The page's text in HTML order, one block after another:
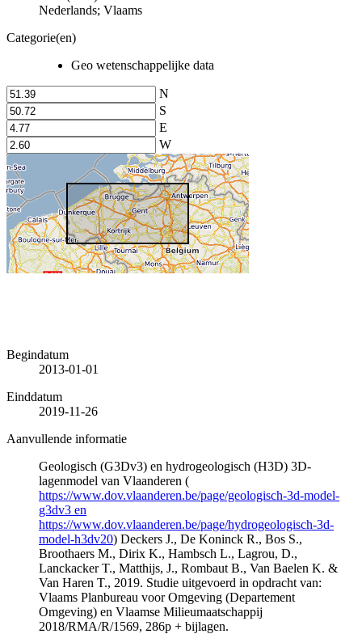
Nederlands; Vlaams
Categorie(en)
Geo wetenschappelijke data
N
S
E
W
Begindatum
2013-01-01
Einddatum
2019-11-26
Aanvullende informatie
Geologisch (G3Dv3) en hydrogeologisch (H3D) 3D-
lagenmodel van Vlaanderen (
https://www.dov.vlaanderen.be/page/geologisch-3d-model-
g3dv3 en
https://www.dov.vlaanderen.be/page/hydrogeologisch-3d-
model-h3dv20) Deckers J., De Koninck R., Bos S.,
Broothaers M., Dirix K., Hambsch L., Lagrou, D.,
Lanckacker T., Matthijs, J., Rombaut B., Van Baelen K. &
Van Haren T., 2019. Studie uitgevoerd in opdracht van:
Vlaams Planbureau voor Omgeving (Departement
Omgeving) en Vlaamse Milieumaatschappij
2018/RMA/R/1569, 286p + bijlagen.